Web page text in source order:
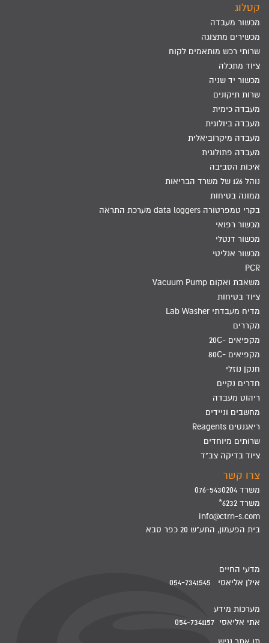
קטלוג
מכשור מעבדה
מכשירים מתצוגה
שרותי רכש מותאמים לקוח
ציוד מתכלה
מכשור יד שניה
שרות תיקונים
מעבדה כימית
מעבדה ביולוגית
מעבדה מיקרוביאלית
מעבדה פתולוגית
איכות הסביבה
נוהל 126 של משרד הבריאות
ממונה בטיחות
בקרי טמפרטורה data loggers מערכת התראה
מכשור רפואי
מכשור דנטלי
מכשור אנליטי
PCR
משאבת ואקום Vacuum Pump
ציוד בטיחות
מדיח מעבדתי Lab Washer
מקררים
מקפיאים -20C
מקפיאים -80C
חנקן נוזלי
חדרים נקיים
ריהוט מעבדה
מחשבים וניידים
ריאגנטים Reagents
שרותים מיוחדים
ציוד בדיקה צב"ד
צרו קשר
משרד 076-5430204
משרד 6232*
info@ctrn-s.com
בית הפעמון, התע"ש 20 כפר סבא
מדעי החיים
אילן אליאסי 054-7341545
מערכות מידע
אתי אליאסי 054-7341157